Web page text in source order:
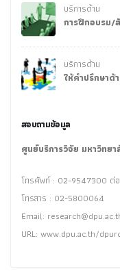
บริการด้าน
การฝึกอบรม/
บริการด้าน
ให้คำปรึกษาด้
สอบถามข้อมูล
ศูนย์บริการวิจัย มหาวิทย
โทรศัพท์ : 02-9547300 ต่
โทรสาร : 02-5800064
Email:
URL: www.dpu.ac.th/